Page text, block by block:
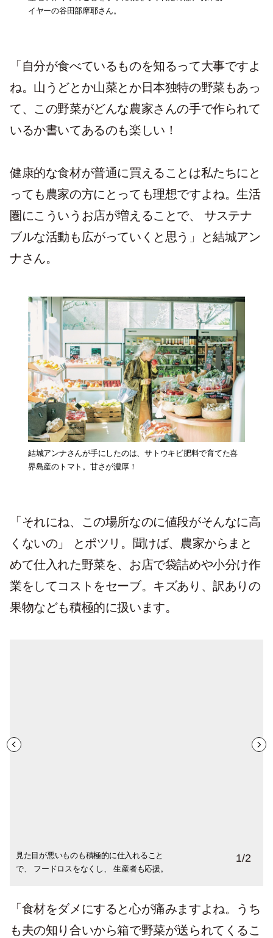
イヤーの谷田部摩耶さん。
「自分が食べているものを知るって大事ですよ
ね。山うどとか山菜とか日本独特の野菜もあっ
て、この野菜がどんな農家さんの手で作られて
いるか書いてあるのも楽しい！
健康的な食材が普通に買えることは私たちにと
っても農家の方にとっても理想ですよね。生活
圏にこういうお店が増えることで、 サステナ
ブルな活動も広がっていくと思う」と結城アン
ナさん。
結城アンナさんが手にしたのは、サトウキビ肥料で育てた喜
界島産のトマト。甘さが濃厚！
「それにね、この場所なのに値段がそんなに高
くないの」 とポツリ。聞けば、農家からまと
めて仕入れた野菜を、お店で袋詰めや小分け作
業をしてコストをセーブ。キズあり、訳ありの
果物なども積極的に扱います。
見た目が悪いものも積極的に仕入れること
で、 フードロスをなくし、 生産者も応援。
新鮮な野菜に気分が上がり、アスパラガス
やケールの菜の花などをお買い上げ！
1/2
「食材をダメにすると心が痛みますよね。うち
も夫の知り合いから箱で野菜が送られてくるこ